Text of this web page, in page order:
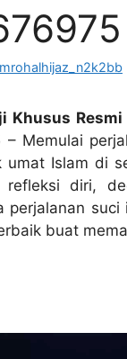
Khusus
– Memulai
umat Islam di
refleksi diri,
perjalanan
buat